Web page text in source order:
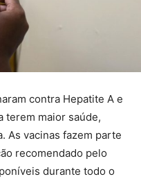
contra Hepatite A e
terem maior saúde,
As vacinas fazem parte
recomendado pelo
durante todo o